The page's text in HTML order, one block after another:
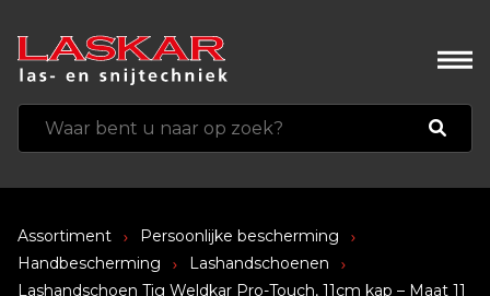
Assortiment
Persoonlijke bescherming
Handbescherming
Lashandschoenen
Lashandschoen Tig Weldkar Pro-Touch, 11cm kap – Maat 11